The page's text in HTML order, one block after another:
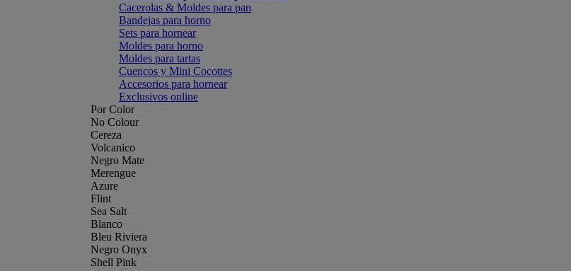
Cacerolas & Moldes para pan
Bandejas para horno
Sets para hornear
Moldes para horno
Moldes para tartas
Cuencos y Mini Cocottes
Accesorios para hornear
Exclusivos online
Por Color
No Colour
Cereza
Volcanico
Negro Mate
Merengue
Azure
Flint
Sea Salt
Blanco
Bleu Riviera
Negro Onyx
Shell Pink